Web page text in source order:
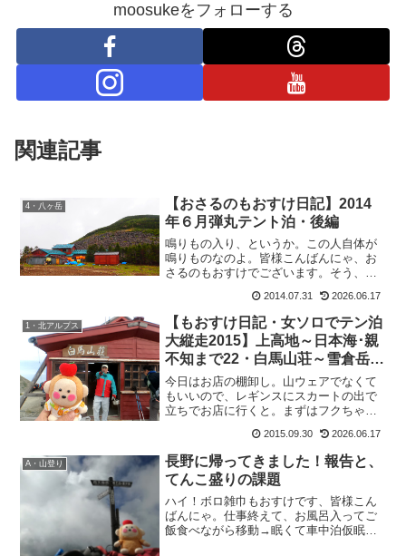
moosukeをフォローする
関連記事
4・八ヶ岳
【おさるのもおすけ日記】2014
年６月弾丸テント泊・後編
鳴りもの入り、というか。この人自体が
鳴りものなのよ。皆様こんばんにゃ、お
さるのもおすけでございます。そう、こ
す。この人と喋っていると、会話が途切
れる事がない。しかも被るかぶる。て言
うか、どーーしても手短...
2014.07.31 2026.06.17
1・北アルプス
【もおすけ日記・女ソロでテン泊
大縦走2015】上高地～日本海･親
不知まで22・白馬山荘～雪倉岳＆
アンタークティカバーサロフトジ
ャケット
今日はお店の棚卸し。山ウェアでなくて
もいいので、レギンスにスカートの出で
立ちでお店に行くと。まずはフクちゃ
ね。」も：「みたい、じゃなくて女子で
すよ！皆さん忘れがちですが。」そした
らワニさん、ワ：「なんだ、...
2015.09.30 2026.06.17
A・山登り
長野に帰ってきました！報告と、
てんこ盛りの課題
ハイ！ボロ雑巾もおすけです、皆様こん
ばんにゃ。仕事終えて、お風呂入ってご
飯食べながら移動→眠くて車中泊仮眠→